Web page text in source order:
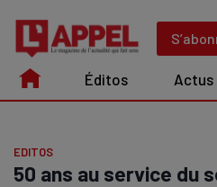
contenu
Édito Actus
Éditos Actus
EDITOS
50 ans au service du